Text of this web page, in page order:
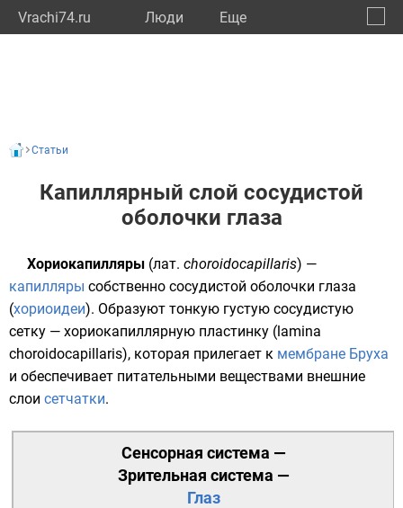
Vrachi74.ru Люди Eще
Статьи
Капиллярный слой сосудистой
оболочки глаза
Хориокапилляры (лат. choroidocapillaris) —
капилляры собственно сосудистой оболочки глаза
(хориоидеи). Образуют тонкую густую сосудистую
сетку — хориокапиллярную пластинку (lamina
choroidocapillaris), которая прилегает к мембране Бруха
и обеспечивает питательными веществами внешние
слои сетчатки.
Сенсорная система —
Зрительная система —
Глаз